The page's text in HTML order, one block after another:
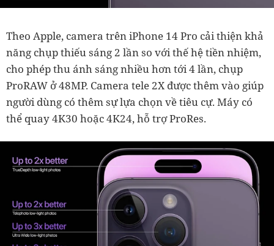
Theo Apple, camera trên iPhone 14 Pro cải thiện khả
năng chụp thiếu sáng 2 lần so với thế hệ tiền nhiệm,
cho phép thu ánh sáng nhiều hơn tới 4 lần, chụp
ProRAW ở 48MP. Camera tele 2X được thêm vào giúp
người dùng có thêm sự lựa chọn về tiêu cự. Máy có
thể quay 4K30 hoặc 4K24, hỗ trợ ProRes.